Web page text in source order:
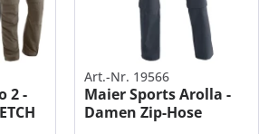
2 -
Art.-Nr. 19566
Maier Sports Arolla -
Damen Zip-Hose